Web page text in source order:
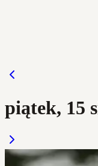
piątek, 15